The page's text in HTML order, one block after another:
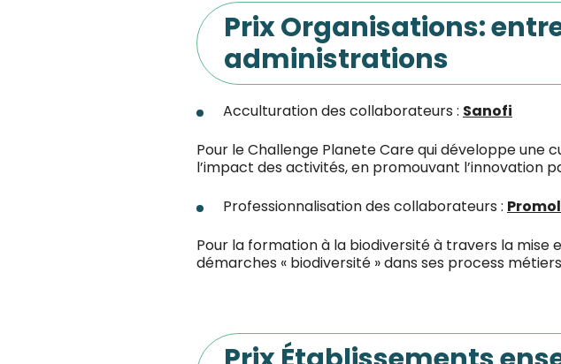
Prix Organisations:
administrations
Acculturation des collaborateurs : Sanofi
Pour le Challenge Planete Care qui développe
l’impact des activités, en promouvant l’innovation
Professionnalisation des collaborateurs :
Pour la formation à la biodiversité à travers la mise
démarches « biodiversité » dans ses process